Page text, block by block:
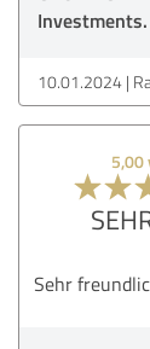
Investments.
10.01.2024
5,00
Sehr